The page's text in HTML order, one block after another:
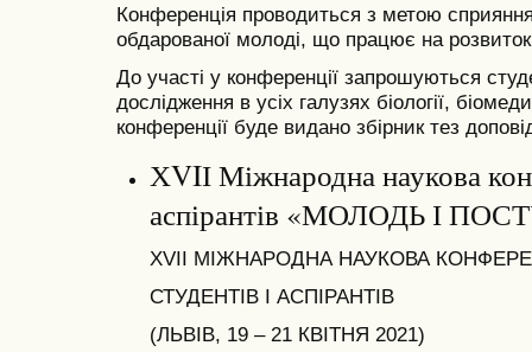
Конференція проводиться з метою
обдарованої молоді, що працює на розвиток
До участі у конференції запрошуються
дослідження в усіх галузях біології,
конференції буде видано збірник тез
ХVIІ Міжнародна наукова
аспірантів «МОЛОДЬ І
ХVIІ МІЖНАРОДНА НАУКОВА
СТУДЕНТІВ І АСПІРАНТІВ
(ЛЬВІВ, 19 – 21 КВІТНЯ 2021)